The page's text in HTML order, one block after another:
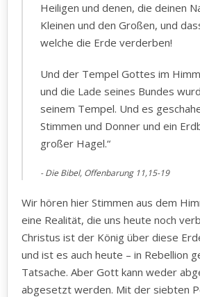
Heiligen und denen, die deinen
Kleinen und den Großen, und
welche die Erde verderben!
Und der Tempel Gottes im
und die Lade seines Bundes
seinem Tempel. Und es
Stimmen und Donner und ein
großer Hagel.“
Die Bibel, ‭‭Offenbarung ‭11,15-19
Wir hören hier Stimmen aus dem
eine Realität, die uns heute noch
Christus ist der König über diese
und ist es auch heute – in Rebellion
Tatsache. Aber Gott kann weder
abgesetzt werden. Mit der siebten